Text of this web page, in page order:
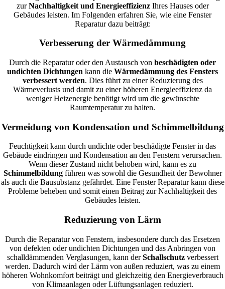
zurNachhaltigkeit und EnergieeffizienzIhres Hauses oder
Gebäudes leisten. Im Folgenden erfahren Sie, wie eine Fenster
Reparatur dazu beiträgt:
Verbesserung der Wärmedämmung
Durch die Reparatur oder den Austausch von beschädigten oder
undichten Dichtungen kann die Wärmedämmung des Fensters
verbessert werden. Dies führt zu einer Reduzierung des
Wärmeverlusts und damit zu einer höheren Energieeffizienz da
weniger Heizenergie benötigt wird um die gewünschte
Raumtemperatur zu halten.
Vermeidung von Kondensation und Schimmelbildung
Feuchtigkeit kann durch undichte oder beschädigte Fenster in das
Gebäude eindringen und Kondensation an den Fenstern verursachen.
Wenn dieser Zustand nicht behoben wird, kann es zu
Schimmelbildungführen was sowohl die Gesundheit der Bewohner
als auch die Bausubstanz gefährdet. Eine Fenster Reparatur kann diese
Probleme beheben und somit einen Beitrag zur Nachhaltigkeit des
Gebäudes leisten.
Reduzierung von Lärm
Durch die Reparatur von Fenstern, insbesondere durch das Ersetzen
von defekten oder undichten Dichtungen und das Anbringen von
schalldämmenden Verglasungen, kann derSchallschutzverbessert
werden. Dadurch wird der Lärm von außen reduziert, was zu einem
höheren Wohnkomfort beiträgt und gleichzeitig den Energieverbrauch
von Klimaanlagen oder Lüftungsanlagen reduziert.